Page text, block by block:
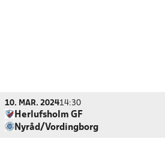
10. MAR. 202414:30
Herlufsholm GF
Nyråd/Vordingborg